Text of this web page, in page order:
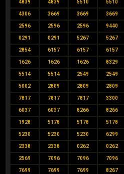
4839 4839 5510 5510
4306 3669 3669 3669
2596 2596 2596 9440
0291 0291 5267 5267
2854 6157 6157 6157
1626 1626 1626 8329
5514 5514 2549 2549
5002 2809 2809 2809
7817 7817 7817 3300
6037 6037 8266 8266
1928 5178 5178 5178
5230 5230 5230 6299
2338 2338 0262 0262
2569 7096 7096 7096
7699 7699 7699 8267